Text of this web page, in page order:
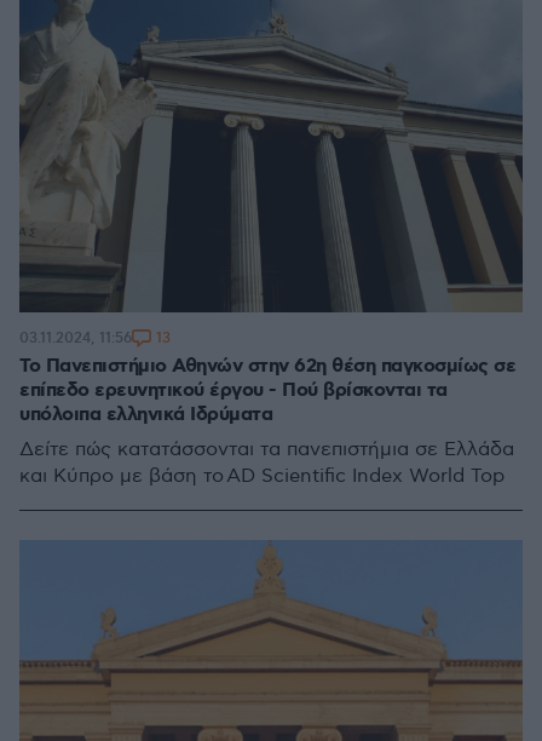
Το Πανεπιστήμιο Αθηνών στην 62η θέση παγκοσμίως σε
επίπεδο ερευνητικού έργου - Πού βρίσκονται τα
υπόλοιπα ελληνικά Ιδρύματα
Δείτε πώς κατατάσσονται τα πανεπιστήμια σε Ελλάδα
και Κύπρο με βάση το AD Scientific Index World Top
03.11.2024, 11:56 13